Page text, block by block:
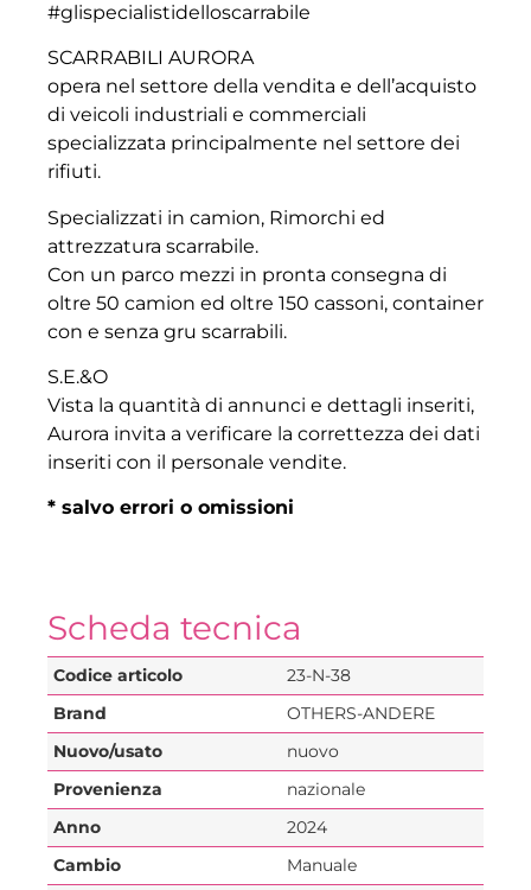
#glispecialistidelloscarrabile
SCARRABILI AURORA
opera nel settore della vendita e dell’acquisto
di veicoli industriali e commerciali
specializzata principalmente nel settore dei
rifiuti.
Specializzati in camion, Rimorchi ed
attrezzatura scarrabile.
Con un parco mezzi in pronta consegna di
oltre 50 camion ed oltre 150 cassoni, container
con e senza gru scarrabili.
S.E.&O
Vista la quantità di annunci e dettagli inseriti,
Aurora invita a verificare la correttezza dei dati
inseriti con il personale vendite.
* salvo errori o omissioni
Scheda tecnica
Codice articolo
23-N-38
Brand
OTHERS-ANDERE
Nuovo/usato
nuovo
Provenienza
nazionale
Anno
2024
Cambio
Manuale